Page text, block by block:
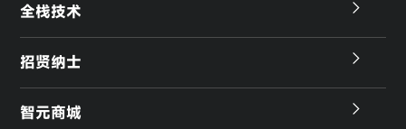
全栈技术
智元商城
招贤纳士